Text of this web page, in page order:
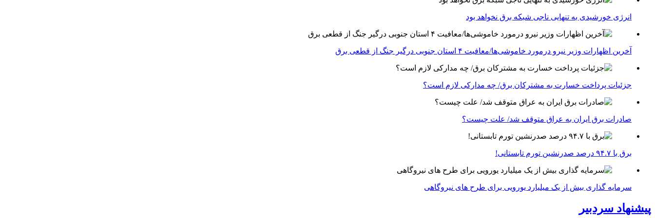
انرژی خورشیدی به تنهایی ناجی شبکه برق نخواهد بود
آخرین اظهارات وزیر نیرو درمورد خاموشی‌ها/معافیت ۴ استان جنوبی درگیر جنگ از قطعی برق
جزئیات پرداخت خسارت به مشترکان برق/ چه مدارکی لازم است؟
صادرات برق ایران به عراق متوقف شد/ علت چیست؟
برق با ۹۴.۷ درصد صدرنشین تورم تابستانی!
سرمایه گذاری بیش از یک میلیارد یورویی برای طرح های نیروگاهی
پیشنهاد سردبیر